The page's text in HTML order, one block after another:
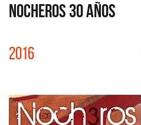
NOCHEROS 30 AÑOS
2016